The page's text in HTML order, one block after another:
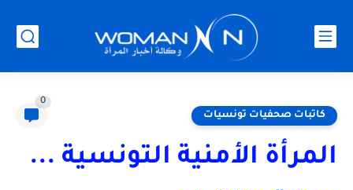
كاتبات صحفيات تونسيات
0
المرأة الأمنية التونسية ...